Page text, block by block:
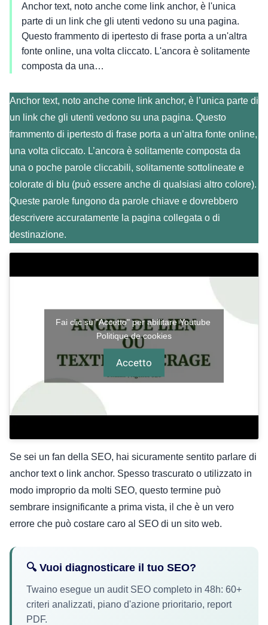
Anchor text, noto anche come link anchor, è l'unica
parte di un link che gli utenti vedono su una pagina.
Questo frammento di ipertesto di frase porta a un'altra
fonte online, una volta cliccato. L'ancora è solitamente
composta da una…
Anchor text, noto anche come link anchor, è l’unica parte di
un link che gli utenti vedono su una pagina. Questo
frammento di ipertesto di frase porta a un’altra fonte online,
una volta cliccato. L’ancora è solitamente composta da
una o poche parole cliccabili, solitamente sottolineate e
colorate di blu (può essere anche di qualsiasi altro colore).
Queste parole fungono da parole chiave e dovrebbero
descrivere accuratamente la pagina collegata o di
destinazione.
Fai clic su "Accetto" per abilitare Youtube
Politique de cookies
Accetto
Se sei un fan della SEO, hai sicuramente sentito parlare di
anchor text o link anchor. Spesso trascurato o utilizzato in
modo improprio da molti SEO, questo termine può
sembrare insignificante a prima vista, il che è un vero
errore che può costare caro al SEO di un sito web.
🔍 Vuoi diagnosticare il tuo SEO?
Twaino esegue un audit SEO completo in 48h: 60+
criteri analizzati, piano d'azione prioritario, report
PDF.